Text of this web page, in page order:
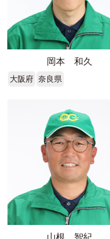
岡本 和久
大阪府 奈良県
山根 智紀